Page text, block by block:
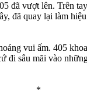
đã vượt lên. Trên
đã quay lại làm
vui ấm. 405
đi sâu mãi vào
*